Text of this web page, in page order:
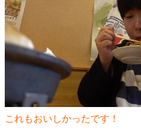
これもおいしかったです！